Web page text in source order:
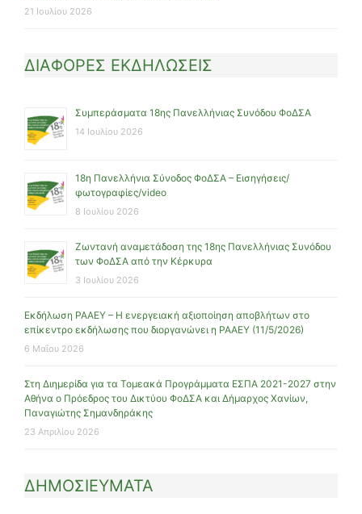
21 Ιουλίου 2026
ΔΙΑΦΟΡΕΣ ΕΚΔΗΛΩΣΕΙΣ
Συμπεράσματα 18ης Πανελλήνιας Συνόδου ΦοΔΣΑ
14 Ιουλίου 2026
18η Πανελλήνια Σύνοδος ΦοΔΣΑ – Εισηγήσεις/
φωτογραφίες/video
8 Ιουλίου 2026
Ζωντανή αναμετάδοση της 18ης Πανελλήνιας Συνόδου
των ΦοΔΣΑ από την Κέρκυρα
3 Ιουλίου 2026
Εκδήλωση ΡΑΑΕΥ – Η ενεργειακή αξιοποίηση αποβλήτων στο
επίκεντρο εκδήλωσης που διοργανώνει η ΡΑΑΕΥ (11/5/2026)
6 Μαΐου 2026
Στη Διημερίδα για τα Τομεακά Προγράμματα ΕΣΠΑ 2021-2027 στην
Αθήνα ο Πρόεδρος του Δικτύου ΦοΔΣΑ και Δήμαρχος Χανίων,
Παναγιώτης Σημανδηράκης
23 Απριλίου 2026
ΔΗΜΟΣΙΕΥΜΑΤΑ